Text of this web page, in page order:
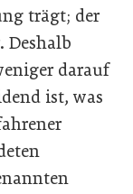
trägt; der
Deshalb
darauf
ist, was